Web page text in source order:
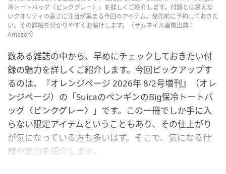
冷トートバッグ〈ピンクグレー〉」を詳しくご紹介します。付録とは思えな
いクオリティの高さに注目が集まる今回のアイテム。発売前に予約しておきた
い、その詳細を分かりやすくお届けします。（サムネイル画像出典：
Amazon）
数ある雑誌の中から、早めにチェックしておきたい付
録の魅力を詳しくご紹介します。今回ピックアップす
るのは、『オレンジページ 2026年 8/2号増刊』（オレ
ンジページ）の「SuicaのペンギンのBig保冷トートバ
ッグ〈ピンクグレー〉」です。この一冊でしか手に入
らない限定アイテムということもあり、その仕上がり
が気になっている方も多いはず。そこで、気になる仕
様や魅力を紹介します。